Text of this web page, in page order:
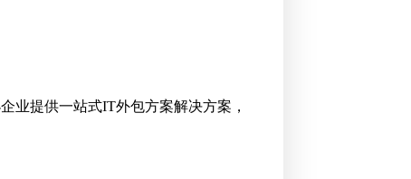
业提供一站式IT外包方案解决方案，